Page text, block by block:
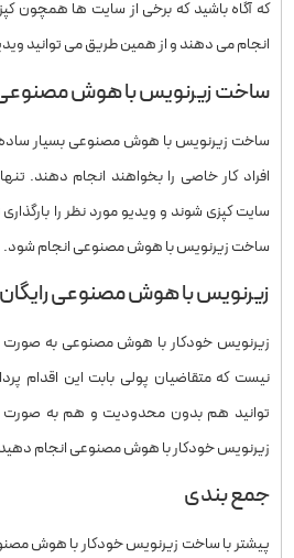
که آگاه باشید که برخی از سایت ها همچون
انجام می دهند و از همین طریق می توانید
ساخت زیرنویس با هوش
ساخت زیرنویس با هوش مصنوعی بسیار
افراد کار خاصی را بخواهند انجام دهند.
سایت کپزی شوند و ویدیو مورد نظر را بارگذاری
ساخت زیرنویس با هوش مصنوعی انجام شود.
زیرنویس با هوش مصنوعی رایگان
زیرنویس خودکار با هوش مصنوعی به صورت
نیست که متقاضیان پولی بابت این اقدام
توانید هم بدون محدودیت و هم به صورت
زیرنویس خودکار با هوش مصنوعی انجام
جمع بندی
پیشتر با ساخت زیرنویس خودکار با هوش